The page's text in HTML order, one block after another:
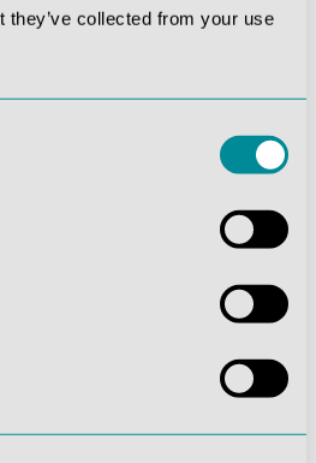
they’ve collected from your use
Fußskelett auf Nylon